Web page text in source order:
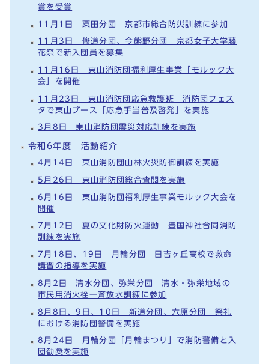
賞を受賞
11月1日 粟田分団 京都市総合防災訓練に参加
11月3日 修道分団、今熊野分団 京都女子大学藤
花祭で新入団員を募集
11月16日 東山消防団福利厚生事業「モルック大
会」を開催
11月23日 東山消防団応急救護班 消防団フェス
タで東山ブース「応急手当普及啓発」を実施
3月8日 東山消防団震災対応訓練を実施
令和6年度 活動紹介
4月14日 東山消防団山林火災防御訓練を実施
5月26日 東山消防団総合査閲を実施
6月16日 東山消防団福利厚生事業モルック大会を
開催
7月12日 夏の文化財防火運動 豊国神社合同消防
訓練を実施
7月18日、19日 月輪分団 日吉ヶ丘高校で救命
講習の指導を実施
8月2日 清水分団、弥栄分団 清水・弥栄地域の
市民用消火栓一斉放水訓練に参加
8月8日、9日、10日 新道分団、六原分団 祭礼
における消防団警備を実施
8月24日 月輪分団「月輪まつり」で消防警備と入
団勧奨を実施